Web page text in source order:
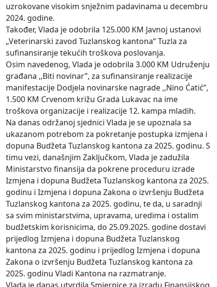
uzrokovane visokim snježnim padavinama u decembru
2024. godine.
Također, Vlada je odobrila 125.000 KM Javnoj ustanovi
„Veterinarski zavod Tuzlanskog kantona“ Tuzla za
sufinansiranje tekućih troškova poslovanja.
Osim navedenog, Vlada je odobrila 3.000 KM Udruženju
građana ,,Biti novinar”, za sufinansiranje realizacije
manifestacije Dodjela novinarske nagrade ,,Nino Ćatić”,
1.500 KM Crvenom križu Grada Lukavac na ime
troškova organizacije i realizacije 12. kampa mladih.
Na danas održanoj sjednici Vlada je se upoznala sa
ukazanom potrebom za pokretanje postupka izmjena i
dopuna Budžeta Tuzlanskog kantona za 2025. godinu. S
timu vezi, današnjim Zaključkom, Vlada je zadužila
Ministarstvo finansija da pokrene proceduru izrade
Izmjena i dopuna Budžeta Tuzlanskog kantona za 2025.
godinu i Izmjena i dopuna Zakona o izvršenju Budžeta
Tuzlanskog kantona za 2025. godinu, te da, u saradnji
sa svim ministarstvima, upravama, uredima i ostalim
budžetskim korisnicima, do 25.09.2025. godine dostavi
prijedlog Izmjena i dopuna Budžeta Tuzlanskog
kantona za 2025. godinu i prijedlog Izmjena i dopuna
Zakona o izvršenju Budžeta Tuzlanskog kantona za
2025. godinu Vladi Kantona na razmatranje.